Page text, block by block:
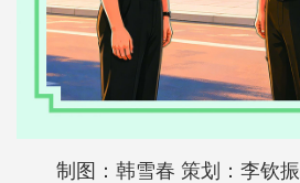
制图：韩雪春 策划：李钦振